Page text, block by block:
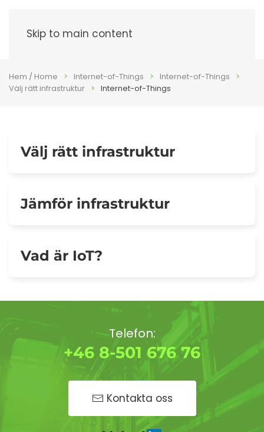
Skip to main content
Hem / Home Internet-of-Things
Internet-of-Things
Välj rätt infrastruktur
Internet-of-Things
Välj rätt infrastruktur
Jämför infrastruktur
Vad är IoT?
Telefon:
+46 8-501 676 76
Kontakta oss